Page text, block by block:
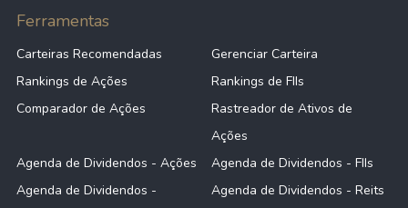
Ferramentas
Carteiras Recomendadas
Gerenciar Carteira
Rankings de Ações
Rankings de FIIs
Comparador de Ações
Rastreador de Ativos de
Ações
Agenda de Dividendos - Ações
Agenda de Dividendos - FIIs
Agenda de Dividendos -
Agenda de Dividendos - Reits